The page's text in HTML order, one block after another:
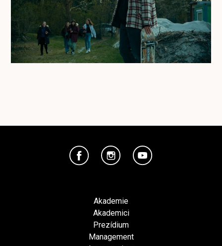
Akademie
Akademici
Prezídium
Management